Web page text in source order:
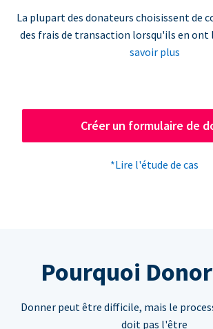
La plupart des donateurs choisissent de
des frais de transaction lorsqu'ils en ont
savoir plus
Créer un formulaire de
*Lire l'étude de cas
Pourquoi
Donner peut être difficile, mais le
doit pas l'être